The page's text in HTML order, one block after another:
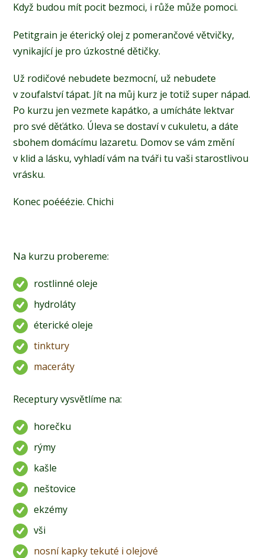
Když budou mít pocit bezmoci, i růže může pomoci.
Petitgrain je éterický olej z pomerančové větvičky,
vynikající je pro úzkostné dětičky.
Už rodičové nebudete bezmocní, už nebudete
v zoufalství tápat. Jít na můj kurz je totiž super nápad.
Po kurzu jen vezmete kapátko, a umícháte lektvar
pro své děťátko. Úleva se dostaví v cukuletu, a dáte
sbohem domácímu lazaretu. Domov se vám změní
v klid a lásku, vyhladí vám na tváři tu vaši starostlivou
vrásku.
Konec poééézie. Chichi
Na kurzu probereme:
rostlinné oleje
hydroláty
éterické oleje
tinktury
maceráty
Receptury vysvětlíme na:
horečku
rýmy
kašle
neštovice
ekzémy
vši
nosní kapky tekuté i olejové